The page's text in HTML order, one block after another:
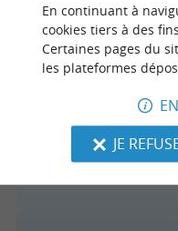
Hontanx
En continuant à
cookies tiers à des
Certaines pages du
les plateformes
JE